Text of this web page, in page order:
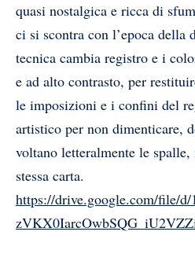
quasi nostalgica e ricca di
ci si scontra con l’epoca della
tecnica cambia registro e i
e ad alto contrasto, per
le imposizioni e i confini del
artistico per non dimenticare,
voltano letteralmente le
stessa carta.
https://drive.google.com/file/